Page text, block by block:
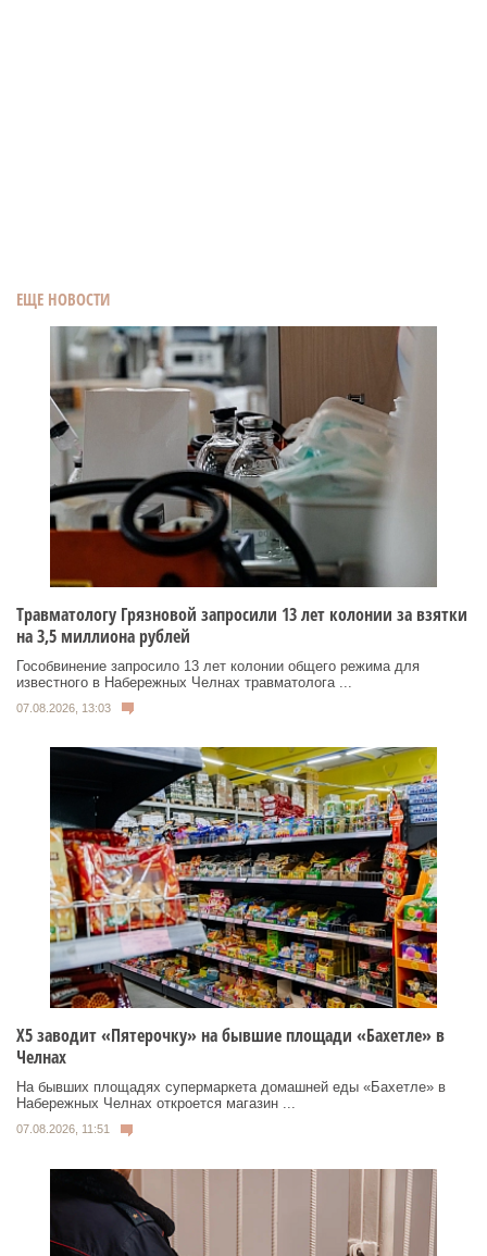
ЕЩЕ НОВОСТИ
Травматологу Грязновой запросили 13 лет колонии за взятки
на 3,5 миллиона рублей
Гособвинение запросило 13 лет колонии общего режима для
известного в Набережных Челнах травматолога ...
07.08.2026, 13:03
Х5 заводит «Пятерочку» на бывшие площади «Бахетле» в
Челнах
На бывших площадях супермаркета домашней еды «Бахетле» в
Набережных Челнах откроется магазин ...
07.08.2026, 11:51